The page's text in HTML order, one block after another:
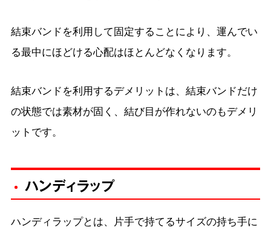
結束バンドを利用して固定することにより、運んでい
る最中にほどける心配はほとんどなくなります。
結束バンドを利用するデメリットは、結束バンドだけ
の状態では素材が固く、結び目が作れないのもデメリ
ットです。
ハンディラップ
ハンディラップとは、片手で持てるサイズの持ち手に